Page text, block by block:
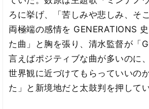
ろに挙げ、「苦しみや悲しみ、そ
両極端の感情を GENERATIONS
た曲」と胸を張り、清水監督が「
言えばポジティブな曲が多いのに
世界観に近づけてもらっていいの
た」と新境地だと太鼓判を押してい